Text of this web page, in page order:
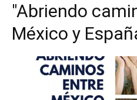
"Abriendo
México y